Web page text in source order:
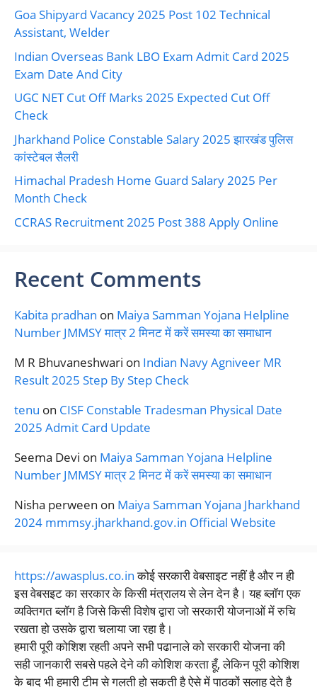
Goa Shipyard Vacancy 2025 Post 102 Technical
Assistant, Welder
Indian Overseas Bank LBO Exam Admit Card 2025
Exam Date And City
UGC NET Cut Off Marks 2025 Expected Cut Off
Check
Jharkhand Police Constable Salary 2025 झारखंड पुलिस
कांस्टेबल सैलरी
Himachal Pradesh Home Guard Salary 2025 Per
Month Check
CCRAS Recruitment 2025 Post 388 Apply Online
Recent Comments
Kabita pradhan on Maiya Samman Yojana Helpline
Number JMMSY मात्र 2 मिनट में करें समस्या का समाधान
M R Bhuvaneshwari on Indian Navy Agniveer MR
Result 2025 Step By Step Check
tenu on CISF Constable Tradesman Physical Date
2025 Admit Card Update
Seema Devi on Maiya Samman Yojana Helpline
Number JMMSY मात्र 2 मिनट में करें समस्या का समाधान
Nisha perween on Maiya Samman Yojana Jharkhand
2024 mmmsy.jharkhand.gov.in Official Website
https://awasplus.co.inकोई सरकारी वेबसाइट नहीं है और न ही
इस वेबसइट का सरकार के किसी मंत्रालय से लेन देन है। यह ब्लॉग एक
व्यक्तिगत ब्लॉग है जिसे किसी विशेष द्वारा जो सरकारी योजनाओं में रुचि
रखता हो उसके द्वारा चलाया जा रहा है।
हमारी पूरी कोशिश रहती अपने सभी पढानाले को सरकारी योजना की
सही जानकारी सबसे पहले देने की कोशिश करता हूँ, लेकिन पूरी कोशिश
के बाद भी हमारी टीम से गलती हो सकती है ऐसे में पाठकों सलाह देते है